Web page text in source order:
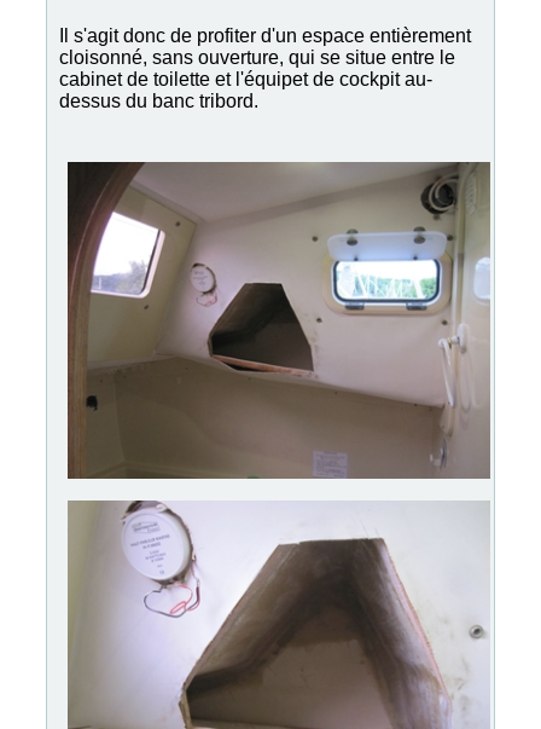
Il s'agit donc de profiter d'un espace entièrement
cloisonné, sans ouverture, qui se situe entre le
cabinet de toilette et l'équipet de cockpit au-
dessus du banc tribord.